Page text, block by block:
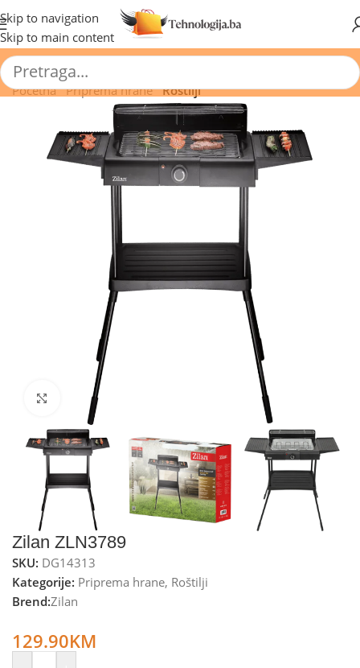
Skip to navigation
Skip to main content
🔥 Pogledajte aktuelne akcije 🔥
Početna/ Priprema hrane/ Roštilji
Kliknite za uvećanje
Zilan ZLN3789
SKU: DG14313
Kategorije: Priprema hrane, Roštilji
Brend:Zilan
129.90KM